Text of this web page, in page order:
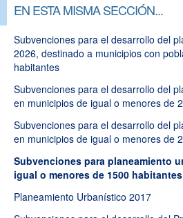
EN ESTA MISMA SECCIÓN...
Subvenciones para el desarrollo del
2026, destinado a municipios con
habitantes
Subvenciones para el desarrollo del
en municipios de igual o menores de
Subvenciones para el desarrollo del
en municipios de igual o menores de
Subvenciones para planeamiento
igual o menores de 1500 habitantes
Planeamiento Urbanístico 2017